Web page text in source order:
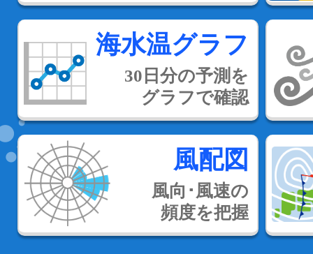
海水温グラフ
30日分の予測を
グラフで確認
風配図
風向･風速の
頻度を把握